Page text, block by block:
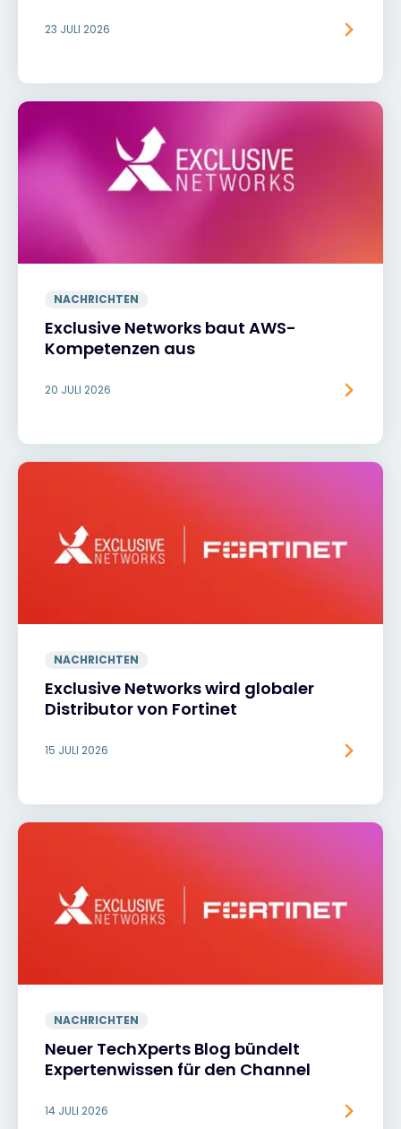
23 JULI 2026
NACHRICHTEN
Exclusive Networks baut AWS-
Kompetenzen aus
20 JULI 2026
NACHRICHTEN
Exclusive Networks wird globaler
Distributor von Fortinet
15 JULI 2026
NACHRICHTEN
Neuer TechXperts Blog bündelt
Expertenwissen für den Channel
14 JULI 2026